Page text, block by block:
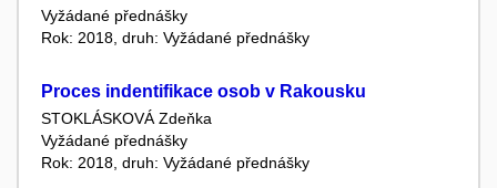
Vyžádané přednášky
Rok: 2018, druh: Vyžádané přednášky
Proces indentifikace osob v Rakousku
STOKLÁSKOVÁ Zdeňka
Vyžádané přednášky
Rok: 2018, druh: Vyžádané přednášky